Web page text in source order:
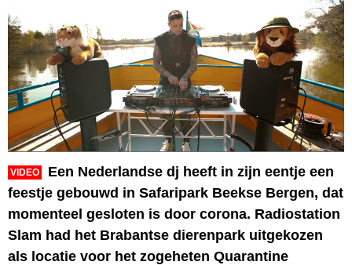
VIDEO
Een Nederlandse dj heeft in zijn eentje een
feestje gebouwd in Safaripark Beekse Bergen, dat
momenteel gesloten is door corona. Radiostation
Slam had het Brabantse dierenpark uitgekozen
als locatie voor het zogeheten Quarantine